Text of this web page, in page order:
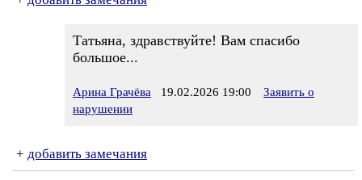
Татьяна, здравствуйте! Вам спасибо
большое...
Арина Грачёва 19.02.2026 19:00
Заявить о
нарушении
+ добавить замечания